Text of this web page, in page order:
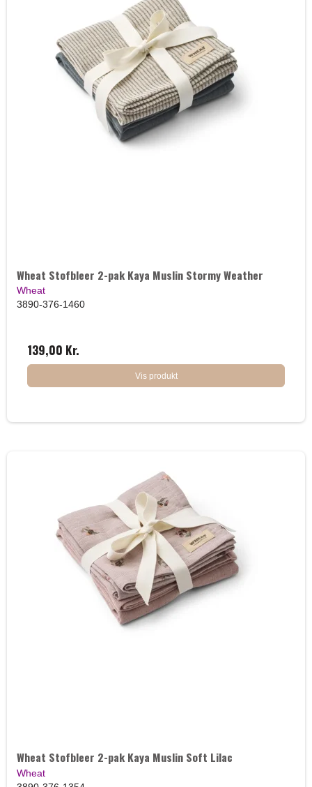
Wheat Stofbleer 2-pak Kaya Muslin Stormy Weather
Wheat
3890-376-1460
139,00 Kr.
Vis produkt
Wheat Stofbleer 2-pak Kaya Muslin Soft Lilac
Wheat